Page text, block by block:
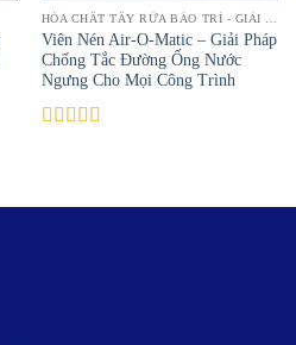
HÓA CHẤT TẨY RỬA BẢO TRÌ - GIẢI PHÁP LÀM SẠCH HIỆU QUẢ | TOPTAYRUA
Viên Nén Air-O-Matic – Giải Pháp
Chống Tắc Đường Ống Nước
Ngưng Cho Mọi Công Trình